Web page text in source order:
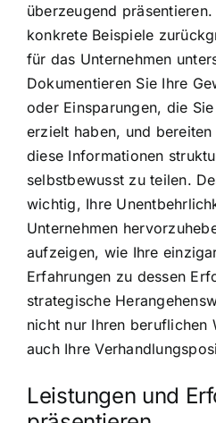
überzeugend
konkrete Beispiele
für das Unternehmen
Dokumentieren Sie Ihre
oder Einsparungen, die
erzielt haben, und
diese Informationen
selbstbewusst zu teilen.
wichtig, Ihre
Unternehmen
aufzeigen, wie Ihre
Erfahrungen zu dessen
strategische
nicht nur Ihren beruflichen
auch Ihre
Leistungen und